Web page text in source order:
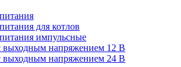
для котлов
импульсные
выходным напряжением 12 В
выходным напряжением 24 В